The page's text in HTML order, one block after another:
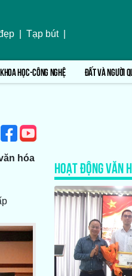
Tạp bút
KHOA HỌC-CÔNG NGHỆ ĐẤT VÀ NGƯỜI
hóa
HOẠT ĐỘNG VĂN